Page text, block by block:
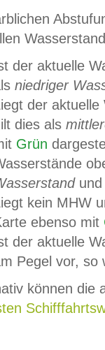
der aktuelle
niedriger
der
dies als
Grün
und
kein MHW
ebenso mit
der aktuelle
Pegel vor,
können die